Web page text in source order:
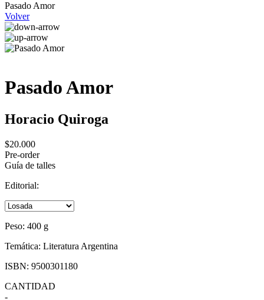
Pasado Amor
Volver
Pasado Amor
Horacio Quiroga
$20.000
Pre-order
Guía de talles
Editorial:
Peso: 400 g
Temática: Literatura Argentina
ISBN: 9500301180
CANTIDAD
-